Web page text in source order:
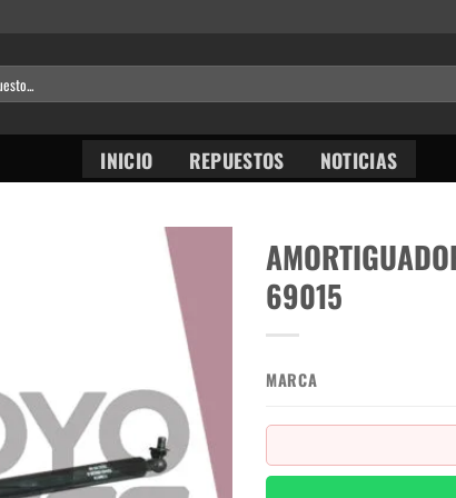
INICIO REPUESTOS NOTICIAS
69015
MARCA